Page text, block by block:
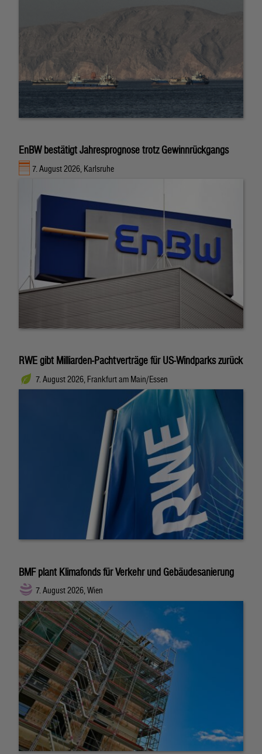
EnBW bestätigt Jahresprognose trotz Gewinnrückgangs
7. August 2026, Karlsruhe
RWE gibt Milliarden-Pachtverträge für US-Windparks zurück
7. August 2026, Frankfurt am Main/Essen
BMF plant Klimafonds für Verkehr und Gebäudesanierung
7. August 2026, Wien